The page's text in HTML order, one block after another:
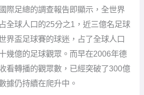
際足總的調查報告即顯示，全世界
全球人口的25分之1，近三億名足球
界盃足球賽的球迷，占了全球人口
幾億的足球觀眾。而早在2006年德
看轉播的觀眾數，已經突破了300億
據仍持續在爬升中。